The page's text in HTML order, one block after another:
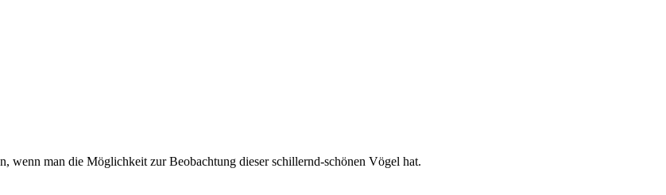
wenn man die Möglichkeit zur Beobachtung dieser schillernd-schönen Vögel hat.